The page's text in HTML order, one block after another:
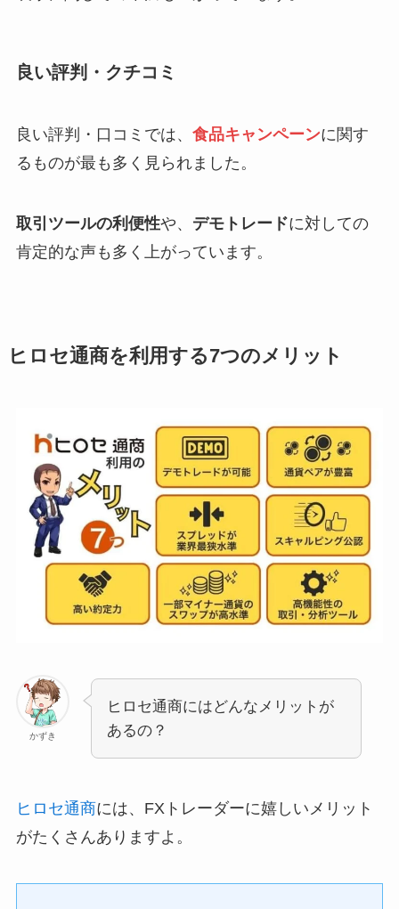
良い評判・クチコミ
良い評判・口コミでは、 食品キャンペーンに関す
るものが最も多く見られました。
取引ツールの利便性や、 デモトレードに対しての
肯定的な声も多く上がっています。
ヒロセ通商を利用する7つのメリット
かずき
ヒロセ通商にはどんなメリットが
あるの？
ヒロセ通商には、FXトレーダーに嬉しいメリット
がたくさんありますよ。